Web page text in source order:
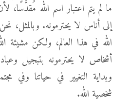
ما لم يتم اعتبار اسم الله مُقدَّسًا،
إلى أناس لا يحترمونه. وبالمثل،
الله في هذا العالم، ولكن مشيئة
أشخاص لا يحترمونه بتبجيل
وبداية التغيير في حياتنا وفي
شخصية الله.